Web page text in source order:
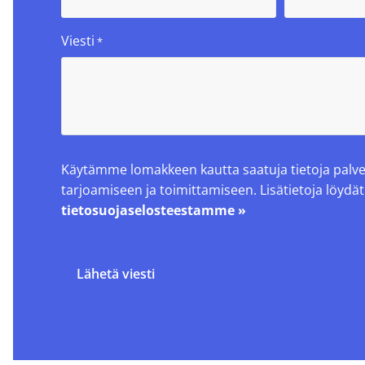
Viesti *
Käytämme lomakkeen kautta saatuja tietoja
tarjoamiseen ja toimittamiseen. Lisätietoja löydät
tietosuojaselosteestamme »
Lähetä viesti